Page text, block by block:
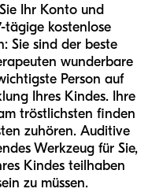
Ihr Konto und
tägige kostenlose
Sie sind der beste
wunderbare
Person auf
Ihres Kindes. Ihre
tröstlichsten finden
zuhören. Auditive
Werkzeug für Sie,
Kindes teilhaben
zu müssen.